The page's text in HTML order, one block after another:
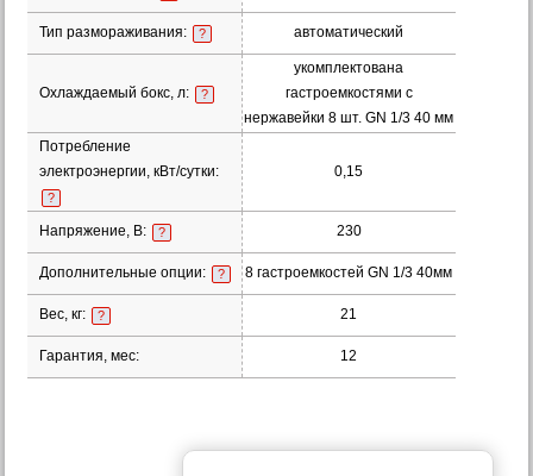
Тип размораживания: ? автоматический
Охлаждаемый бокс, л: ?
укомплектована
гастроемкостями с
нержавейки 8 шт. GN 1/3 40 мм
Потребление
электроэнергии, кВт/сутки:
?
0,15
Напряжение, В: ? 230
Дополнительные опции: ? 8 гастроемкостей GN 1/3 40мм
Вес, кг: ? 21
Гарантия, мес: 12